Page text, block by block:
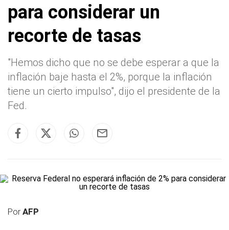
para considerar un
recorte de tasas
"Hemos dicho que no se debe esperar a que la
inflación baje hasta el 2%, porque la inflación
tiene un cierto impulso", dijo el presidente de la
Fed.
PorAFP